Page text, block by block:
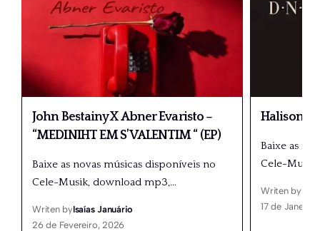
John Bestainy X Abner Evaristo –
“MEDINIHT EM S’VALENTIM “ (EP)
Baixe as novas músicas disponíveis no
Cele-Musik, download mp3,…
Writen byIsaías Januário
26 de Fevereiro, 2026
Halison
Baixe as
Cele-
Writen by
17 de